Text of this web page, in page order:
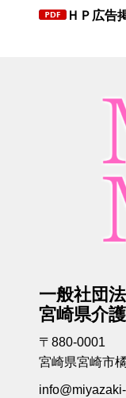
ＨＰ広告
一般社団
宮崎県介
〒880-0001
宮崎県宮崎市